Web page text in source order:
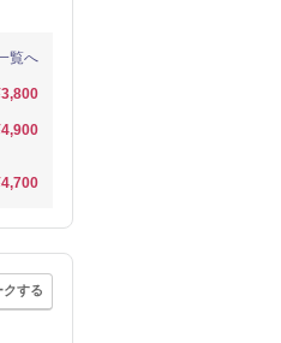
覧へ
する